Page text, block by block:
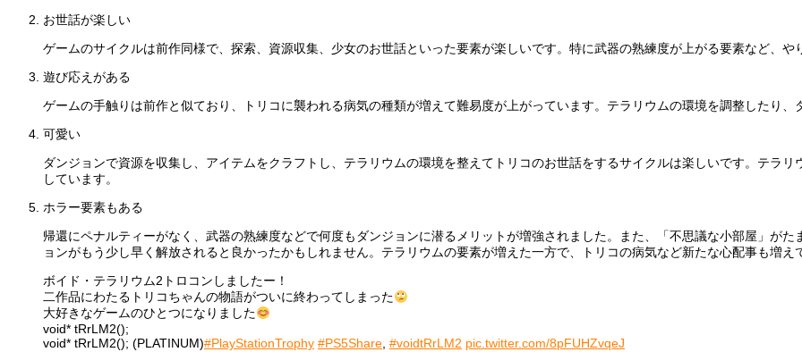
お世話が楽しい
ゲームのサイクルは前作同様で、探索、資源収集、少女のお世話といった要素が楽しいです。特に武器の熟練度が上がる要素など、や
遊び応えがある
ゲームの手触りは前作と似ており、トリコに襲われる病気の種類が増えて難易度が上がっています。テラリウムの環境を調整したり
可愛い
ダンジョンで資源を収集し、アイテムをクラフトし、テラリウムの環境を整えてトリコのお世話をするサイクルは楽しいです。テラ
しています。
ホラー要素もある
帰還にペナルティーがなく、武器の熟練度などで何度もダンジョンに潜るメリットが増強されました。また、「不思議な小部屋」が
ョンがもう少し早く解放されると良かったかもしれません。テラリウムの要素が増えた一方で、トリコの病気など新たな心配事も増
ボイド・テラリウム2トロコンしましたー！
二作品にわたるトリコちゃんの物語がついに終わってしまった
大好きなゲームのひとつになりました
void* tRrLM2();
void* tRrLM2(); (PLATINUM)#PlayStationTrophy #PS5Share, #voidtRrLM2 pic.twitter.com/8pFUHZvqeJ